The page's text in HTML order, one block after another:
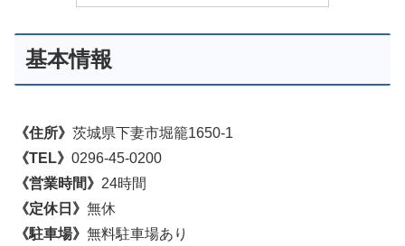
基本情報
《住所》 茨城県下妻市堀籠1650-1
《TEL》 0296-45-0200
《営業時間》 24時間
《定休日》 無休
《駐車場》 無料駐車場あり